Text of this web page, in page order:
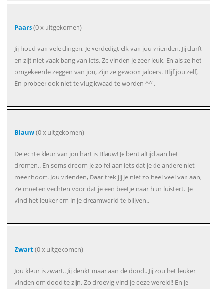
Paars(0 x uitgekomen)
Jij houd van vele dingen, Je verdedigt elk van jou vrienden, Jij durft
en zijt niet vaak bang van iets. Ze vinden je zeer leuk, En als ze het
omgekeerde zeggen van jou, Zijn ze gewoon jaloers. Blijf jou zelf,
En probeer ook niet te vlug kwaad te worden ^^'.
Blauw(0 x uitgekomen)
De echte kleur van jou hart is Blauw! Je bent altijd aan het
dromen.. En soms droom je zo fel aan iets dat je de andere niet
meer hoort. Jou vrienden, Daar trek jij je niet zo heel veel van aan,
Ze moeten vechten voor dat je een beetje naar hun luistert.. Je
vind het leuker om in je dreamworld te blijven..
Zwart(0 x uitgekomen)
Jou kleur is zwart.. Jij denkt maar aan de dood.. Jij zou het leuker
vinden om dood te zijn. Zo droevig vind je deze wereld!! En je